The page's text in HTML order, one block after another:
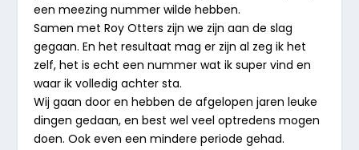
een meezing nummer wilde hebben.
Samen met Roy Otters zijn we zijn aan de slag
gegaan. En het resultaat mag er zijn al zeg ik het
zelf, het is echt een nummer wat ik super vind en
waar ik volledig achter sta.
Wij gaan door en hebben de afgelopen jaren leuke
dingen gedaan, en best wel veel optredens mogen
doen. Ook even een mindere periode gehad.